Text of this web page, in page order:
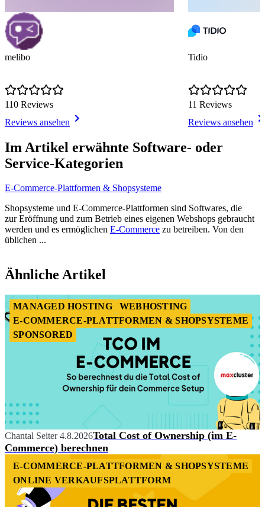
melibo
110 Reviews
Reviews ansehen
Tidio
11 Reviews
Reviews ansehen
1
of
5
Im Artikel erwähnte Software- oder
Service-Kategorien
E-Commerce-Plattformen & Shopsysteme
Shopsysteme und E-Commerce-Plattformen sind Softwares, die
zur Eröffnung und zum Betrieb eines eigenen Webshops gebraucht
werden und es ermöglichen E-Commerce zu betreiben. Von den
üblichen ...
1
of
Ähnliche Artikel
MANAGED HOSTING
WEBHOSTING
E-COMMERCE-PLATTFORMEN & SHOPSYSTEME
SPONSORED
Chantal Seiter 4.8.2026Total Cost of Ownership (im E-
Commerce) berechnen
E-COMMERCE-PLATTFORMEN & SHOPSYSTEME
ONLINE VERKAUFSPLATTFORM